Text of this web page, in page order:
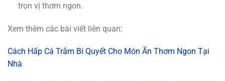
trọn vị thơm ngon.
Xem thêm các bài viết liên quan:
Cách Hấp Cá Trắm Bí Quyết Cho Món Ăn Thơm Ngon Tại
Nhà